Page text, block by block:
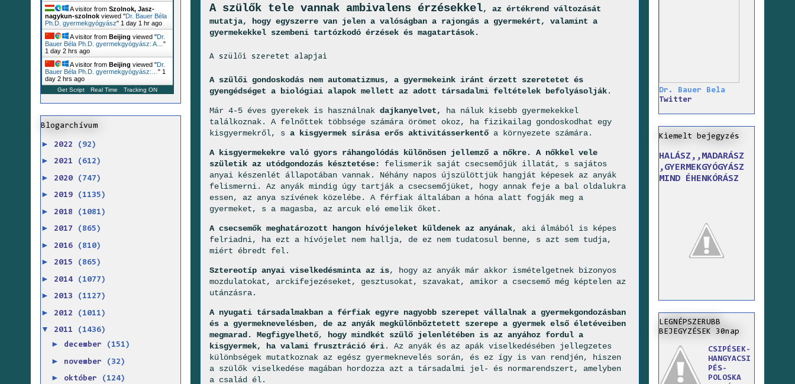
A szülők tele vannak ambivalens érzésekkel, az értékrend változását
mutatja, hogy egyszerre van jelen a valóságban a rajongás a gyermekért, valamint a
gyermekekkel szembeni tartózkodó érzések és magatartások.
A szülői szeretet alapjai
A szülői gondoskodás nem automatizmus,
a gyermekeink iránt érzett szeretetet és
gyengédséget a biológiai alapok mellett az adott társadalmi feltételek befolyásolják.
Már 4-5 éves gyerekek is használnak dajkanyelvet,
ha náluk kisebb gyermekekkel
találkoznak. A felnőttek többsége számára örömet okoz, ha fizikailag gondoskodhat egy
kisgyermekről, s a kisgyermek sírása erős aktivitásserkentő a környezete számára.
A kisgyermekekre való gyors ráhangolódás különösen jellemző a nőkre.
A nőkkel vele
születik az utódgondozás késztetése:
felismerik saját csecsemőjük illatát, s sajátos
anyai készenlét állapotában vannak. Néhány napos újszülöttjük hangját képesek az anyák
felismerni. Az anyák mindig úgy tartják a csecsemőjüket, hogy annak feje a bal oldalukra
essen, az anya szívének közelébe. A férfiak általában a hóna alatt fogják meg a
gyermeket, s a magasba, az arcuk elé emelik őket.
A csecsemők meghatározott hangon hívójeleket küldenek az anyának, aki álmából is képes
felriadni, ha ezt a hívójelet nem hallja, de ez nem tudatosul benne, s azt sem tudja,
miért ébredt fel.
Sztereotíp anyai viselkedésminta az is, hogy az anyák már akkor ismételgetnek bizonyos
mozdulatokat, arckifejezéseket, gesztusokat, szavakat, amikor a csecsemő még képtelen az
utánzásra.
A nyugati társadalmakban a férfiak egyre nagyobb szerepet vállalnak a gyermekgondozásban
és a gyermeknevelésben, de az anyák megkülönböztetett szerepe a gyermek első életéveiben
megmarad. Megfigyelhető, hogy mindkét szülő jelenlétében is az anyához fordul a
kisgyermek, ha valami frusztráció éri. Az anyák és az apák viselkedésében jellegzetes
különbségek mutatkoznak az egész gyermeknevelés során, és ez így is van rendjén, hiszen
a szülők viselkedése magában hordozza azt a társadalmi jel- és normarendszert, amelyben
a család él.
A visitor from Szolnok, Jasz-
nagykun-szolnok viewed "Dr. Bauer Béla
Ph.D. gyermekgyógyász" 1 day 1 hr ago
A visitor from Beijing viewed "Dr.
Bauer Béla Ph.D. gyermekgyógyász: A… "
1 day 2 hrs ago
A visitor from Beijing viewed "Dr.
Bauer Béla Ph.D. gyermekgyógyász:… " 1
day 2 hrs ago
Get Script Real Time Tracking ON
Blogarchívum
► 2022 (92)
► 2021 (612)
► 2020 (747)
► 2019 (1135)
► 2018 (1081)
► 2017 (865)
► 2016 (810)
► 2015 (865)
► 2014 (1077)
► 2013 (1127)
► 2012 (1011)
▼ 2011 (1436)
► december (151)
► november (32)
► október (124)
Dr. Bauer Bela
Twitter
Kiemelt bejegyzés
HALÁSZ,,MADARÁSZ
,GYERMEKGYÓGYÁSZ
MIND ÉHENKÓRÁSZ
LEGNÉPSZERUBB
BEJEGYZÉSEK 30nap
CSIPÉSEK-
HANGYACSI
PÉS-
POLOSKA